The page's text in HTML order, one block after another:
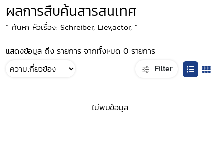
ผลการสืบค้นสารสนเทศ
“ ค้นหา หัวเรื่อง: Schreiber, Liev,actor, ”
แสดงข้อมูล ถึง รายการ จากทั้งหมด 0 รายการ
Filter
ไม่พบข้อมูล